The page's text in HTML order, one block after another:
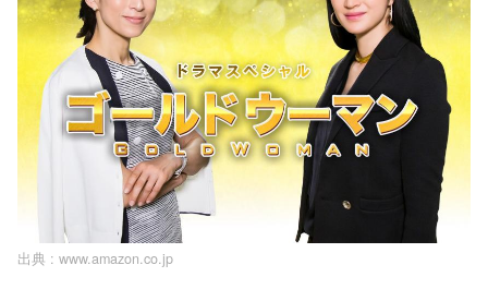
出典 : www.amazon.co.jp